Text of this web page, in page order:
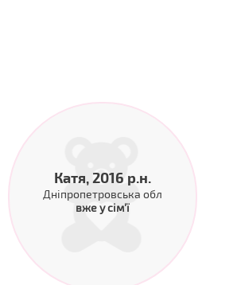
Катя, 2016 р.н.
Дніпропетровська обл
вже у сім'ї